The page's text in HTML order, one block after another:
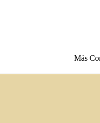
Más